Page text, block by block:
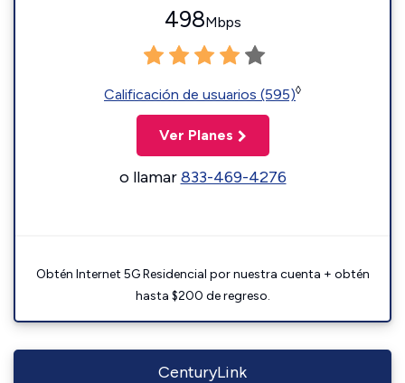
498Mbps
Calificación de usuarios (595)◊
Ver Planes
o llamar833-469-4276
Obtén Internet 5G Residencial por nuestra cuenta + obtén
hasta $200 de regreso.
CenturyLink